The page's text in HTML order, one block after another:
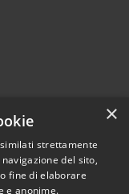
© 2026 • Comune di
×
strettamente
del sito,
fine di elaborare
e anonime.